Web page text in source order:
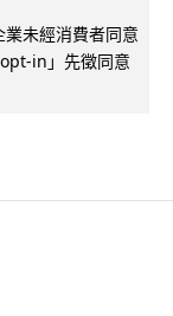
未經消費者同意
in」先徵同意